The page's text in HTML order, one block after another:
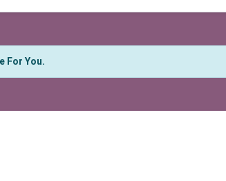
For You.